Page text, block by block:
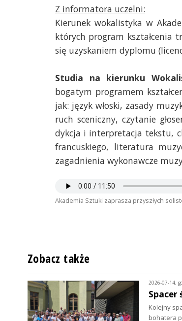
Z informatora uczelni:
Kierunek wokalistyka w
których program
się uzyskaniem dyplomu
Studia na kierunku
bogatym programem
jak: język włoski, zasady
ruch sceniczny, czytanie
dykcja i interpretacja tekstu,
francuskiego, literatura
zagadnienia wykonawcze
Akademia Sztuki zaprasza przyszłych
Zobacz także
2026-07-14,
Spacer
Kolejny
bohatera